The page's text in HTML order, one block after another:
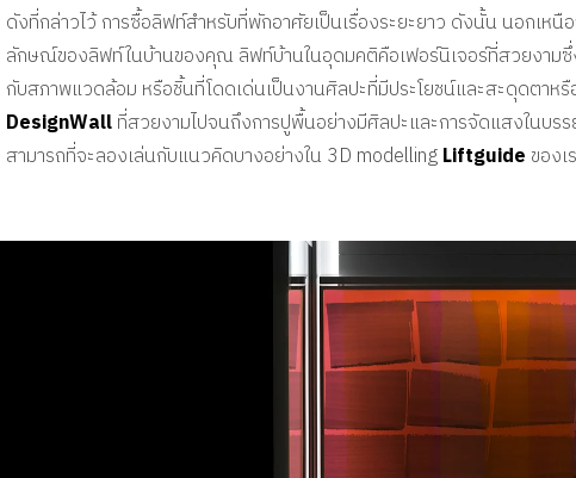
ดังที่กล่าวไว้ การซื้อลิฟท์สำหรับที่พักอาศัยเป็นเรื่องระยะยาว ดังนั้น นอกเห
ลักษณ์ของลิฟท์ในบ้านของคุณ ลิฟท์บ้านในอุดมคติคือเฟอร์นิเจอร์ที่สวยงาม
กับสภาพแวดล้อม หรือชิ้นที่โดดเด่นเป็นงานศิลปะที่มีประโยชน์และสะดุดตา
DesignWallที่สวยงามไปจนถึงการปูพื้นอย่างมีศิลปะและการจัดแสงในบ
สามารถที่จะลองเล่นกับแนวคิดบางอย่างใน 3D modellingLiftguide ของเ